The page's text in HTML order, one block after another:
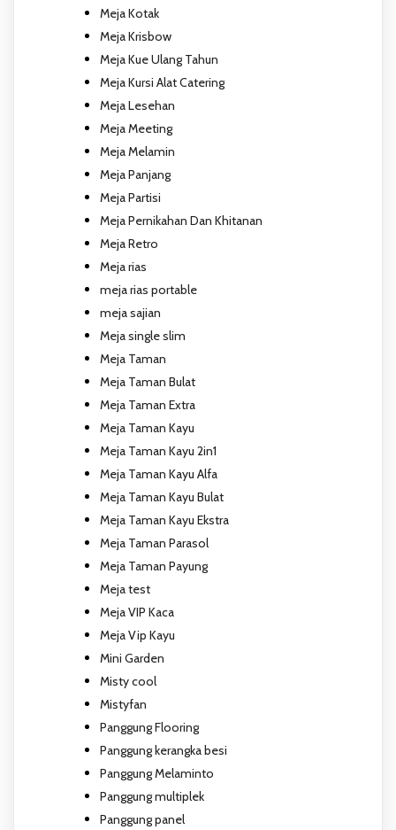
Meja Kotak
Meja Krisbow
Meja Kue Ulang Tahun
Meja Kursi Alat Catering
Meja Lesehan
Meja Meeting
Meja Melamin
Meja Panjang
Meja Partisi
Meja Pernikahan Dan Khitanan
Meja Retro
Meja rias
meja rias portable
meja sajian
Meja single slim
Meja Taman
Meja Taman Bulat
Meja Taman Extra
Meja Taman Kayu
Meja Taman Kayu 2in1
Meja Taman Kayu Alfa
Meja Taman Kayu Bulat
Meja Taman Kayu Ekstra
Meja Taman Parasol
Meja Taman Payung
Meja test
Meja VIP Kaca
Meja Vip Kayu
Mini Garden
Misty cool
Mistyfan
Panggung Flooring
Panggung kerangka besi
Panggung Melaminto
Panggung multiplek
Panggung panel